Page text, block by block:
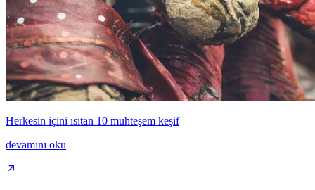
Herkesin içini ısıtan 10 muhteşem keşif
devamını oku